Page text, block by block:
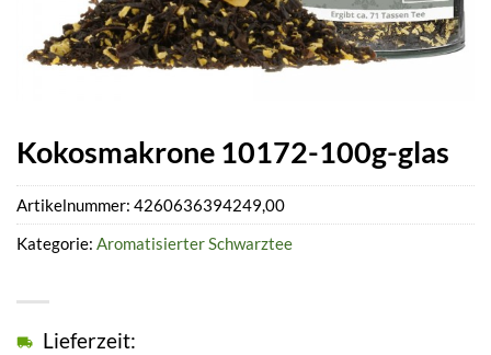
Kokosmakrone 10172-100g-glas
Lieferzeit:
Artikelnummer: 4260636394249,00
Kategorie: Aromatisierter Schwarztee